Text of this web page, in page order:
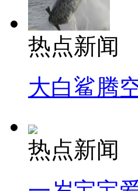
热点新闻
大白鲨腾
热点新闻